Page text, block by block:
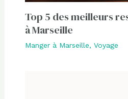
Top 5 des meilleurs
à Marseille
Manger à Marseille, Voyage